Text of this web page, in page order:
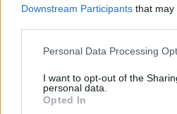
Downstream Participants that may
Please note that this website/app
not limited to your visit or usage
grant or deny consent to Google
use your data for below specified
Personal Data Processing
I want to opt-out of the
personal data.
Opted In
operatőrnek járó díját. Ezt
Bálinttal a Balaton Method című
ben ismét Mundruczó Kornéllal
több fesztiválon is elismerést